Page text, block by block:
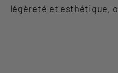
légèreté et esthétique,